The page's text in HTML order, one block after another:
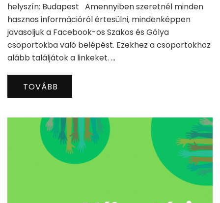
helyszín: Budapest Amennyiben szeretnél minden
hasznos információról értesülni, mindenképpen
javasoljuk a Facebook-os Szakos és Gólya
csoportokba való belépést. Ezekhez a csoportokhoz
alább találjátok a linkeket. …
TOVÁBB